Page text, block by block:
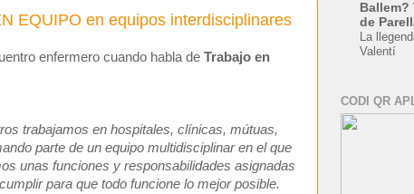
EQUIPO en equipos interdisciplinares
enfermero cuando habla de Trabajo en
trabajamos en hospitales, clínicas, mútuas,
parte de un equipo multidisciplinar en el que
unas funciones y responsabilidades asignadas
para que todo funcione lo mejor posible.
de
La
Valentí
CODI QR